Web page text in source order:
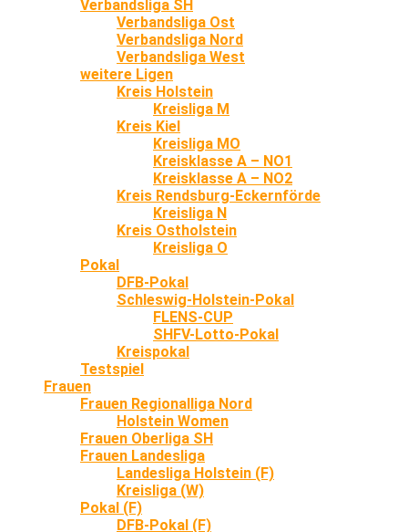
Verbandsliga SH
Verbandsliga Ost
Verbandsliga Nord
Verbandsliga West
weitere Ligen
Kreis Holstein
Kreisliga M
Kreis Kiel
Kreisliga MO
Kreisklasse A – NO1
Kreisklasse A – NO2
Kreis Rendsburg-Eckernförde
Kreisliga N
Kreis Ostholstein
Kreisliga O
Pokal
DFB-Pokal
Schleswig-Holstein-Pokal
FLENS-CUP
SHFV-Lotto-Pokal
Kreispokal
Testspiel
Frauen
Frauen Regionalliga Nord
Holstein Women
Frauen Oberliga SH
Frauen Landesliga
Landesliga Holstein (F)
Kreisliga (W)
Pokal (F)
DFB-Pokal (F)